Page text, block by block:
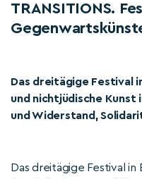
TRANSITIONS.
Das dreitägige Festival
und nichtjüdische Kunst
und Widerstand,
Das dreitägige Festival